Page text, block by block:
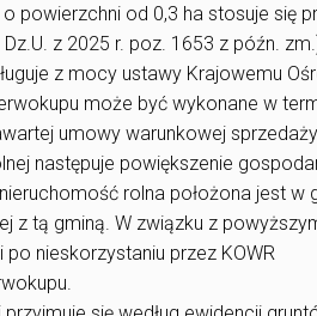
powierzchni od 0,3 ha stosuje się
z 2025 r. poz. 1653 z późn.
z mocy ustawy Krajowemu
może być wykonane w
umowy warunkowej
następuje powiększenie
rolna położona jest
z tą gminą. W związku z
nieskorzystaniu przez KOWR